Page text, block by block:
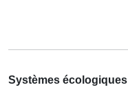
Systèmes écologiques